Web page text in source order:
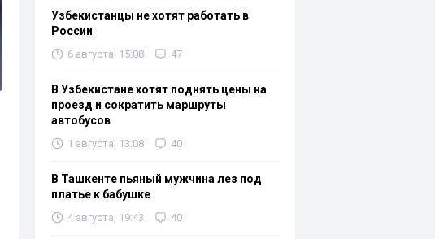
Узбекистанцы не хотят работать в
России
6 августа, 15:08 47
В Узбекистане хотят поднять цены на
проезд и сократить маршруты
автобусов
1 августа, 13:08 40
В Ташкенте пьяный мужчина лез под
платье к бабушке
4 августа, 19:43 40